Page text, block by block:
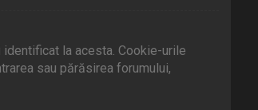
la acesta. Cookie-urile
sau părăsirea forumului,